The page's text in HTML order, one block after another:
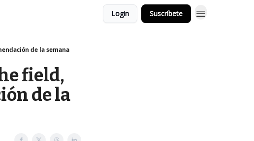
Login Suscríbete
de la semana
field,
de la